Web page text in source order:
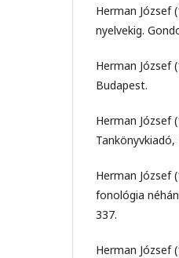
Herman József
nyelvekig.
Herman József
Budapest.
Herman József
Tankönyvkiadó,
Herman József
fonológia
337.
Herman József